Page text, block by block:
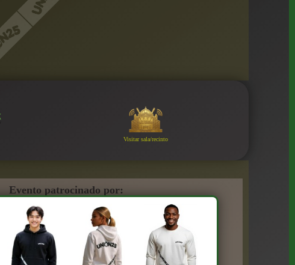
Visitar sala/recinto
Evento patrocinado por: